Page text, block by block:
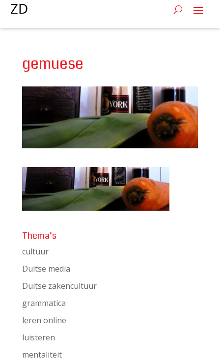
gemuese
Thema’s
cultuur
Duitse media
Duitse zakencultuur
grammatica
leren online
luisteren
mentaliteit